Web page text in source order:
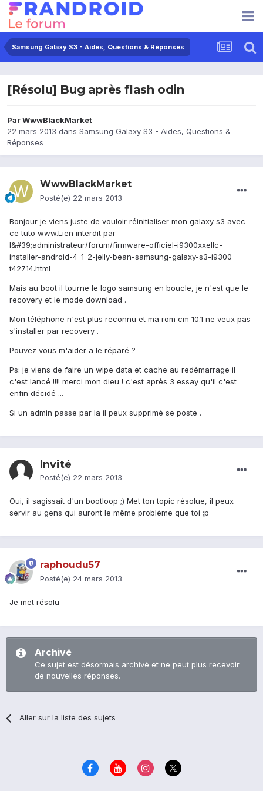
Samsung Galaxy S3 - Aides, Questions & Réponses
[Résolu] Bug après flash odin
ParWwwBlackMarket
22 mars 2013 dans Samsung Galaxy S3 - Aides, Questions &
Réponses
WwwBlackMarket
Posté(e) 22 mars 2013
Bonjour je viens juste de vouloir réinitialiser mon galaxy s3 avec
ce tuto www.Lien interdit par
l&#39;administrateur/forum/firmware-officiel-i9300xxellc-
installer-android-4-1-2-jelly-bean-samsung-galaxy-s3-i9300-
t42714.html
Mais au boot il tourne le logo samsung en boucle, je n'est que le
recovery et le mode download .
Mon téléphone n'est plus reconnu et ma rom cm 10.1 ne veux pas
s'installer par recovery .
Pouvez vous m'aider a le réparé ?
Ps: je viens de faire un wipe data et cache au redémarrage il
c'est lancé !!!! merci mon dieu ! c'est après 3 essay qu'il c'est
enfin décidé ...
Si un admin passe par la il peux supprimé se poste .
Invité
Posté(e) 22 mars 2013
Oui, il sagissait d'un bootloop ;) Met ton topic résolue, il peux
servir au gens qui auront le même problème que toi ;p
raphoudu57
Posté(e) 24 mars 2013
Je met résolu
Archivé
Ce sujet est désormais archivé et ne peut plus recevoir
de nouvelles réponses.
Aller sur la liste des sujets